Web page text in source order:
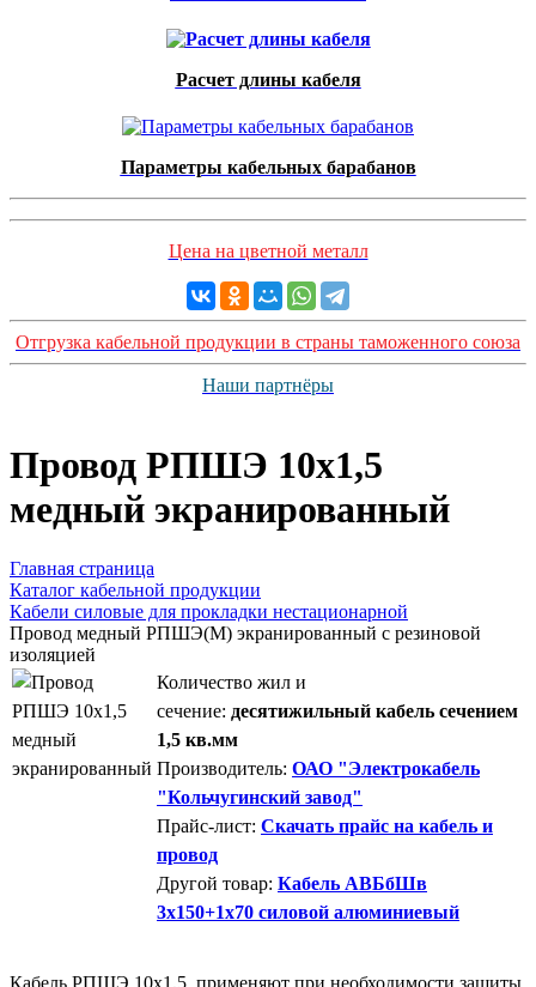
Расчет длины кабеля
Параметры кабельных барабанов
Цена на цветной металл
Отгрузка кабельной продукции в страны таможенного союза
Наши партнёры
Провод РПШЭ 10х1,5
медный экранированный
Главная страница
Каталог кабельной продукции
Кабели силовые для прокладки нестационарной
Провод медный РПШЭ(М) экранированный с резиновой
изоляцией
Количество жил и
сечение: десятижильный кабель сечением
1,5 кв.мм
Производитель: ОАО "Электрокабель
"Кольчугинский завод"
Прайс-лист: Скачать прайс на кабель и
провод
Другой товар: Кабель АВБбШв
3х150+1х70 силовой алюминиевый
Кабель РПШЭ 10х1,5 применяют при необходимости защиты